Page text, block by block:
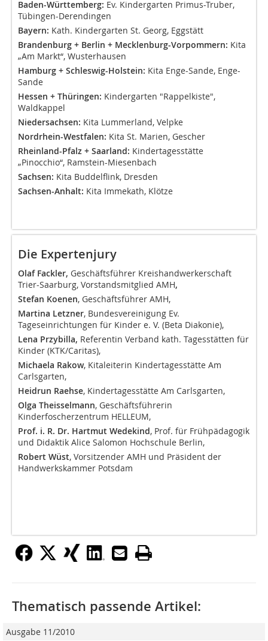
Baden-Württemberg: Ev. Kindergarten Primus-Truber,
Tübingen-Derendingen
Bayern: Kath. Kindergarten St. Georg, Eggstätt
Brandenburg + Berlin + Mecklenburg-Vorpommern: Kita
„Am Markt“, Wusterhausen
Hamburg + Schleswig-Holstein: Kita Enge-Sande, Enge-
Sande
Hessen + Thüringen: Kindergarten "Rappelkiste",
Waldkappel
Niedersachsen: Kita Lummerland, Velpke
Nordrhein-Westfalen: Kita St. Marien, Gescher
Rheinland-Pfalz + Saarland: Kindertagesstätte
„Pinocchio“, Ramstein-Miesenbach
Sachsen: Kita Buddelflink, Dresden
Sachsen-Anhalt: Kita Immekath, Klötze
Die Expertenjury
Olaf Fackler, Geschäftsführer Kreishandwerkerschaft
Trier-Saarburg, Vorstandsmitglied AMH,
Stefan Koenen, Geschäftsführer AMH,
Martina Letzner, Bundesvereinigung Ev.
Tageseinrichtungen für Kinder e. V. (Beta Diakonie),
Lena Przybilla, Referentin Verband kath. Tagesstätten für
Kinder (KTK/Caritas),
Michaela Rakow, Kitaleiterin Kindertagesstätte Am
Carlsgarten,
Heidrun Raehse, Kindertagesstätte Am Carlsgarten,
Olga Theisselmann, Geschäftsführerin
Kinderfoscherzentrum HELLEUM,
Prof. i. R. Dr. Hartmut Wedekind, Prof. für Frühpädagogik
und Didaktik Alice Salomon Hochschule Berlin,
Robert Wüst, Vorsitzender AMH und Präsident der
Handwerkskammer Potsdam
Thematisch passende Artikel:
Ausgabe 11/2010